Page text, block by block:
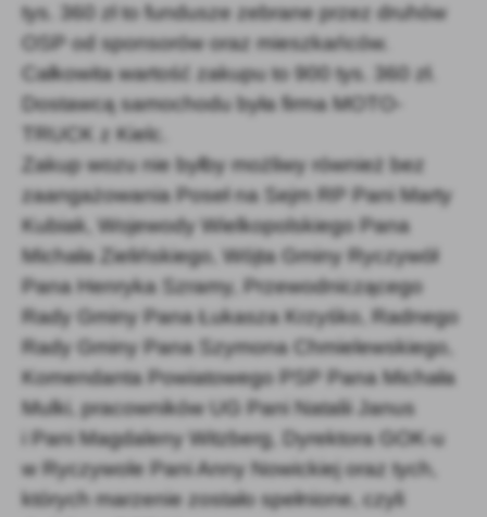
tys. 360 zł to fundusze zebrane przez druhów
OSP od sponsorów oraz mieszkańców.
Całkowita wartość zakupu to 900 tys. 360 zł.
Dostawcą samochodu była firma MOTO-
TRUCK z Kielc.
Zakup wozu nie byłby możliwy również bez
zaangażowania Poseł na Sejm RP Pani Marty
Kubiak, Wojewody Wielkopolskiego Pana
Michała Zielińskiego, Wójta Gminy Ryczywół
Pana Henryka Szramy, Przewodniczącego
Rady Gminy Pana Łukasza Krzyśko, Radnego
Rady Gminy Pana Szymona Chmielewskiego,
Komendanta Powiatowego PSP Pana Michała
Mulki, pracowników UG Pani Natalii Janus
i Pani Magdaleny Witzberg, Dyrektora GOK-u
w Ryczywole Pani Anny Nowickiej oraz tych,
których marzenie zostało spełnione, czyli